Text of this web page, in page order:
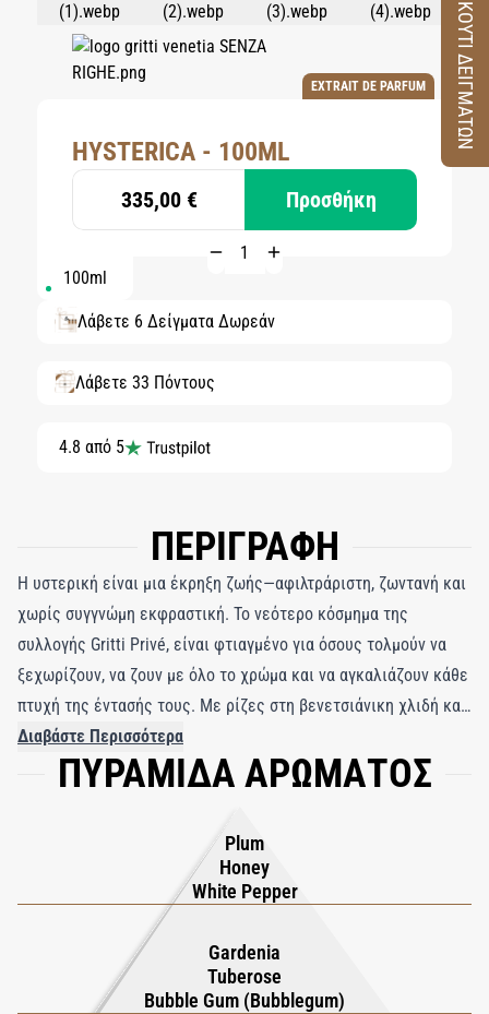
EXTRAIT DE PARFUM
HYSTERICA - 100ML
335,00 € Προσθήκη
100ml
Λάβετε 6 Δείγματα Δωρεάν
Λάβετε 33 Πόντους
4.8 από 5
ΠΕΡΙΓΡΑΦΗ
Η υστερική είναι μια έκρηξη ζωής—αφιλτράριστη, ζωντανή και
χωρίς συγγνώμη εκφραστική. Το νεότερο κόσμημα της
συλλογής Gritti Privé, είναι φτιαγμένο για όσους τολμούν να
ξεχωρίζουν, να ζουν με όλο το χρώμα και να αγκαλιάζουν κάθε
πτυχή της έντασής τους. Με ρίζες στη βενετσιάνικη χλιδή και
τη χαρακτηριστική δυαδικότητα του Luca Gritti, το άρωμα
συνδυάζει αντιθετικά στοιχεία με αριστοτεχνική ακρίβεια,
λαχταριστό δαμάσκηνο συγχωνεύεται με τη διακριτική
θερμότητα του λευκού πιπεριού και την εθιστική πικρία του
σκούρου άγριου μελιού, δημιουργώντας τη βάση για το
συστατικό αστέρι: τουμπερόζα. Αισθησιακή, τολμηρή και
βελούδινη, η καρδιά τουμπερόζ εμπλουτίζεται με κρεμώδη
Διαβάστε Περισσότερα
ΠΥΡΑΜΙΔΑ ΑΡΩΜΑΤΟΣ
Plum
Honey
White Pepper
Gardenia
Tuberose
Bubble Gum (Bubblegum)
ΚΟΥΤΙ ΔΕΙΓΜΑΤΩΝ